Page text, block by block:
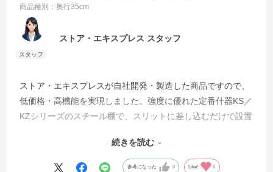
商品種別：奥行35cm
ストア・エキスプレス スタッフ
ストア・エキスプレスが自社開発・製造した商品ですので、
低価格・高機能を実現しました。強度に優れた定番什器KS／
KZシリーズのスチール棚で、スリットに差し込むだけで設置
150kgです。お値段や耐荷重などを他のECサイトともぜひ比
較してみてくださいね。
続きを読む
参考になった 0 Like! 0